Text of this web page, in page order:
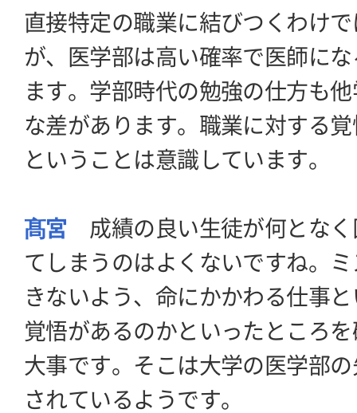
直接特定の職業に結びつくわけ
が、医学部は高い確率で医師に
ます。学部時代の勉強の仕方も
な差があります。職業に対する
ということは意識しています。
髙宮 成績の良い生徒が何となく
てしまうのはよくないですね。
きないよう、命にかかわる仕事
覚悟があるのかといったところ
大事です。そこは大学の医学部
されているようです。